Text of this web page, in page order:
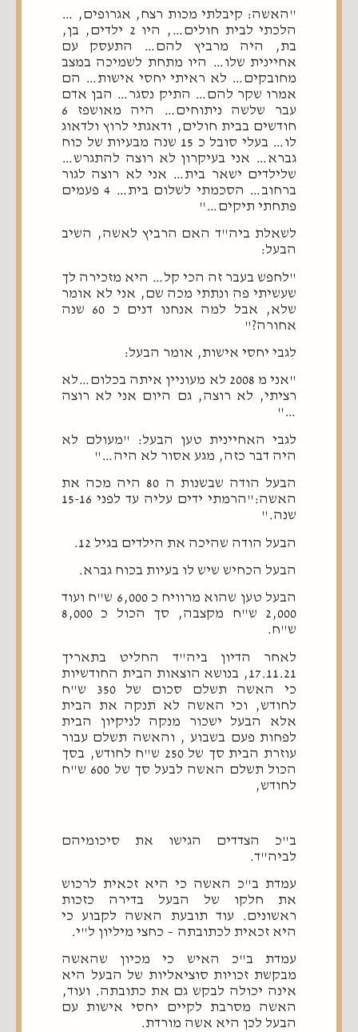
"האשה: קיבלתי מכות רצח, אגרופים, …
הלכתי לבית חולים…, היו 2 ילדים, בן,
בת, היה מרביץ להם… התעסק עם
אחיינית שלו… היו מתחת לשמיכה במצב
מחובקים… לא ראיתי יחסי אישות… הם
אמרו שקר להם… התיק נסגר… הבן אדם
עבר שלשה ניתוחים… היה מאושפז 6
חודשים בבית חולים, ודאגתי לרוץ ולדאוג
לו… בעלי סובל כ 15 שנה מבעיות של כוח
גברא… אני בעיקרון לא רוצה להתגרש…
שלילדים ישאר בית… אני לא רוצה לגור
ברחוב… הסכמתי לשלום בית… 4 פעמים
פתחתי תיקים…"
לשאלת ביה"ד האם הרביץ לאשה, השיב
הבעל:
"לחפש בעבר זה הכי קל… היא מזכירה לך
שעשיתי פה ונתתי מכה שם, אני לא אומר
שלא, אבל למה אנחנו דנים כ 60 שנה
אחורה?"
לגבי יחסי אישות, אומר הבעל:
"אני מ 2008 לא מעוניין איתה בכלום…לא
רציתי, לא רוצה, גם היום אני לא רוצה
…"
לגבי האחיינית טען הבעל: "מעולם לא
היה דבר כזה, מגע אסור לא היה…"
הבעל הודה שבשנות ה 80 היה מכה את
האשה:"הרמתי ידים עליה עד לפני 15-16
שנה."
הבעל הודה שהיכה את הילדים בגיל 12.
הבעל הכחיש שיש לו בעיות בכוח גברא.
הבעל טען שהוא מרוויח כ 6,000 ש"ח ועוד
2,000 ש"ח מקצבה, סך הכול כ 8,000
ש"ח.
לאחר הדיון ביה"ד החליט בתאריך
17.11.21, בנושא הוצאות הבית החודשיות
כי האשה תשלם סכום של 350 ש"ח
לחודש, וכי האשה לא תנקה את הבית
אלא הבעל ישכור מנקה לניקיון הבית
לפחות פעם בשבוע , והאשה תשלם עבור
עוזרת הבית סך של 250 ש"ח לחודש, בסך
הכול תשלם האשה לבעל סך של 600 ש"ח
לחודש,
ב"כ הצדדים הגישו את סיכומיהם
לביה"ד.
עמדת ב"כ האשה כי היא זכאית לרכוש
את חלקו של הבעל בדירה כזכות
ראשונים. עוד תובעת האשה לקבוע כי
היא זכאית לכתובתה – כחצי מיליון ל"י.
עמדת ב"כ האיש כי מכיון שהאשה
מבקשת זכויות סוציאליות של הבעל היא
אינה יכולה לבקש גם את כתובתה. ועוד,
האשה מסרבת לקיים יחסי אישות עם
הבעל לכן היא אשה מורדת.